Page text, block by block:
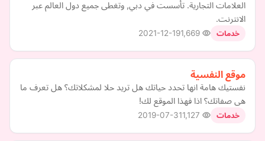
العلامات التجارية. تأسست في دبي, وتغطى جميع دول العالم عبر
الانترنت.
خدمات 2021-12-19
موقع النفسية
نفستيك هامة انها تحدد حياتك هل تريد حلا لمشكلاتك؟ هل تعرف ما
هى صفاتك؟ اذا فهذا الموقع لك!
خدمات 2019-07-31